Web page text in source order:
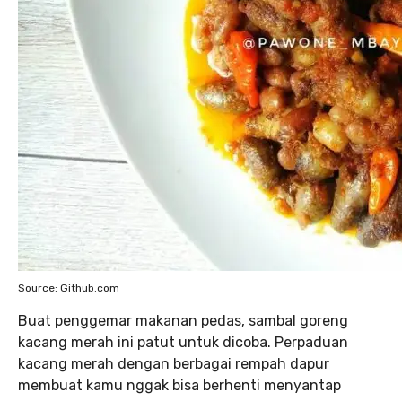
Source: Github.com
Buat penggemar makanan pedas, sambal goreng
kacang merah ini patut untuk dicoba. Perpaduan
kacang merah dengan berbagai rempah dapur
membuat kamu nggak bisa berhenti menyantap